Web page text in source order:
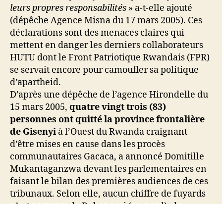
leurs propres responsabilités » a-t-elle ajouté
(dépêche Agence Misna du 17 mars 2005). Ces
déclarations sont des menaces claires qui
mettent en danger les derniers collaborateurs
HUTU dont le Front Patriotique Rwandais (FPR)
se servait encore pour camoufler sa politique
d’apartheid.
D’après une dépêche de l’agence Hirondelle du
15 mars 2005, quatre vingt trois (83)
personnes ont quitté la province frontalière
de Gisenyi à l’Ouest du Rwanda craignant
d’être mises en cause dans les procès
communautaires Gacaca, a annoncé Domitille
Mukantaganzwa devant les parlementaires en
faisant le bilan des premières audiences de ces
tribunaux. Selon elle, aucun chiffre de fuyards